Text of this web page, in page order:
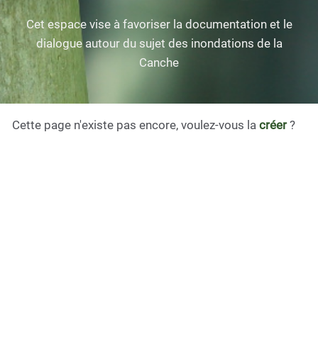
Cet espace vise à favoriser la documentation et le
dialogue autour du sujet des inondations de la
Canche
Cette page n'existe pas encore, voulez-vous la créer?